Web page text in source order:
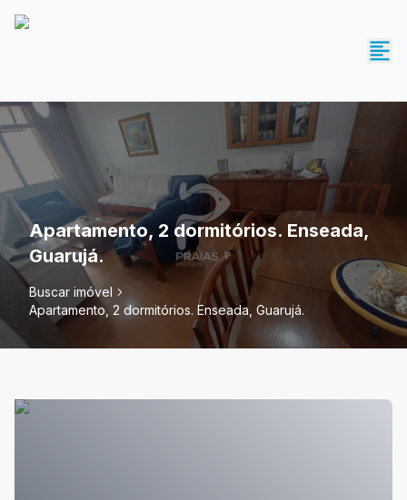
Apartamento, 2 dormitórios. Enseada,
Guarujá.
Buscar imóvel
Apartamento, 2 dormitórios. Enseada, Guarujá.